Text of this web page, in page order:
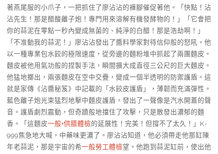
著燕尾服的小爪子，一把抓住了廖沾沾的褲腳催促著他。「快點！沾
沾先生！那是醋酸離子炮！專門用來溶解有機發酵物的！」「它會把
你的蒜泥在零點一秒內變成無菌的、純淨的白醋！那是浩劫啊！」
「不准動我的蒜泥！」廖沾沾發出了醬料學家對待信仰般的怒吼。他
以一種專業包水餃的極限速度，從旁邊的麵粉堆中抓起了兩團麵皮。
麵皮被他用氣功般的捏製手法，瞬間擴大成直徑三公尺的巨大麵皮。
他猛地擲出，兩張麵皮在空中交疊，變成一個半透明的防禦護盾。這
就是家傳《沾醬秘笈》中記載的「水餃皮護盾」，薄韌而充滿彈性。
藍色離子炮光束猛烈地擊中麵皮護盾，發出了一聲像是汽水開蓋的聲
音。護盾劇烈震動，但奇蹟般地擋住了攻擊，只是散發出濃郁的麵
香。「這麵皮一般+供膳體檢的延展性！完美！但撐不了太久！」K-
999焦急地大喊，中藥味更濃了。廖沾沾知道，他必須帶走他那缸陳
年老蒜泥，那是宇宙的希一般勞工體檢望。他跑到蒜泥缸前，使出他